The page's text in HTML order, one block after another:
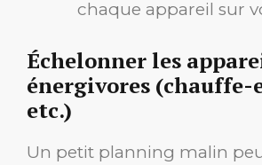
chaque appareil sur
Échelonner les
énergivores (chauffe-
etc.)
Un petit planning malin